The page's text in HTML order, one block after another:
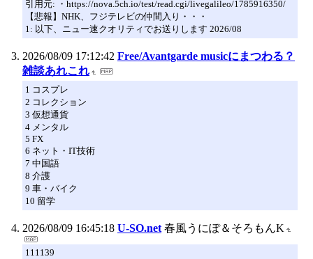
引用元: ・https://nova.5ch.io/test/read.cgi/livegalileo/1785916350/
【悲報】NHK、フジテレビの仲間入り・・・
1: 以下、ニュー速クオリティでお送りします 2026/08
2026/08/09 17:12:42 Free/Avantgarde musicにまつわる？
雑談あれこれ
1 コスプレ
2 コレクション
3 仮想通貨
4 メンタル
5 FX
6 ネット・IT技術
7 中国語
8 介護
9 車・バイク
10 留学
2026/08/09 16:45:18 U-SO.net 春風うにぽ＆そろもんK
111139